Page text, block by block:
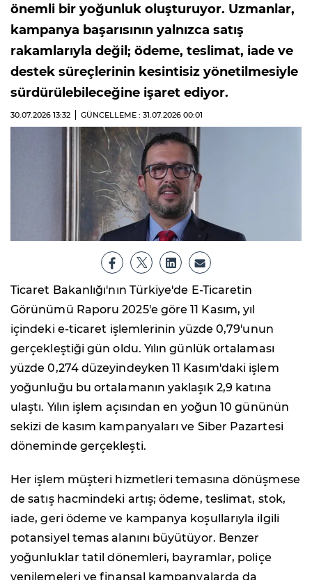
önemli bir yoğunluk oluşturuyor. Uzmanlar,
kampanya başarısının yalnızca satış
rakamlarıyla değil; ödeme, teslimat, iade ve
destek süreçlerinin kesintisiz yönetilmesiyle
sürdürülebileceğine işaret ediyor.
30.07.2026 13:32 GÜNCELLEME : 31.07.2026 00:01
Ticaret Bakanlığı'nın Türkiye'de E-Ticaretin
Görünümü Raporu 2025'e göre 11 Kasım, yıl
içindeki e-ticaret işlemlerinin yüzde 0,79'unun
gerçekleştiği gün oldu. Yılın günlük ortalaması
yüzde 0,274 düzeyindeyken 11 Kasım'daki işlem
yoğunluğu bu ortalamanın yaklaşık 2,9 katına
ulaştı. Yılın işlem açısından en yoğun 10 gününün
sekizi de kasım kampanyaları ve Siber Pazartesi
döneminde gerçekleşti.
Her işlem müşteri hizmetleri temasına dönüşmese
de satış hacmindeki artış; ödeme, teslimat, stok,
iade, geri ödeme ve kampanya koşullarıyla ilgili
potansiyel temas alanını büyütüyor. Benzer
yoğunluklar tatil dönemleri, bayramlar, poliçe
yenilemeleri ve finansal kampanyalarda da